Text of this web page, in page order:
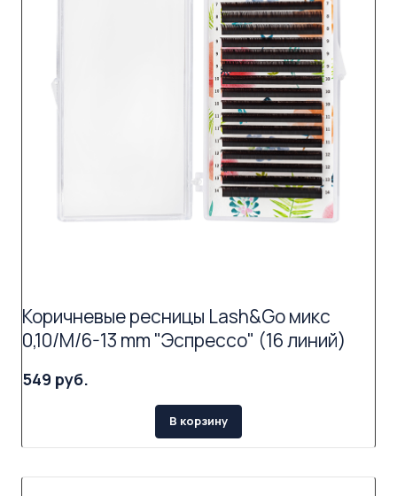
Коричневые ресницы Lash&Go микс
0,10/M/6-13 mm "Эспрессо" (16 линий)
549 руб.
В корзину